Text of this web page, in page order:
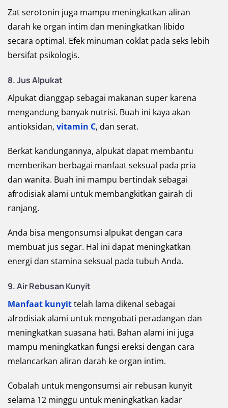
Zat serotonin juga mampu meningkatkan aliran
darah ke organ intim dan meningkatkan libido
secara optimal. Efek minuman coklat pada seks lebih
bersifat psikologis.
8. Jus Alpukat
Alpukat dianggap sebagai makanan super karena
mengandung banyak nutrisi. Buah ini kaya akan
antioksidan, vitamin C, dan serat.
Berkat kandungannya, alpukat dapat membantu
memberikan berbagai manfaat seksual pada pria
dan wanita. Buah ini mampu bertindak sebagai
afrodisiak alami untuk membangkitkan gairah di
ranjang.
Anda bisa mengonsumsi alpukat dengan cara
membuat jus segar. Hal ini dapat meningkatkan
energi dan stamina seksual pada tubuh Anda.
9. Air Rebusan Kunyit
Manfaat kunyittelah lama dikenal sebagai
afrodisiak alami untuk mengobati peradangan dan
meningkatkan suasana hati. Bahan alami ini juga
mampu meningkatkan fungsi ereksi dengan cara
melancarkan aliran darah ke organ intim.
Cobalah untuk mengonsumsi air rebusan kunyit
selama 12 minggu untuk meningkatkan kadar